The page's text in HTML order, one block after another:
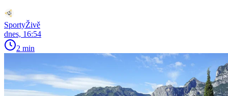
SportyŽivě
dnes, 16:54
2 min